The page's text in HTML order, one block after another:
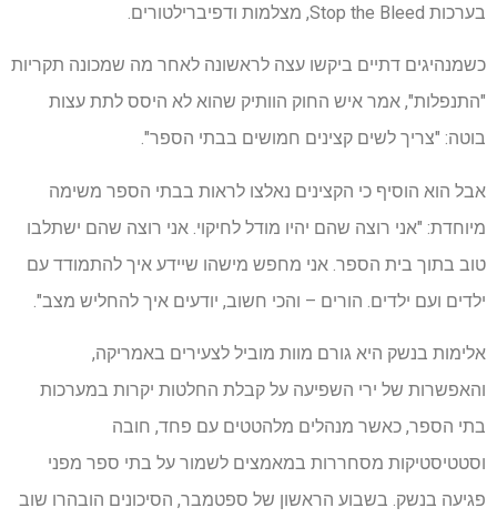
בערכות Stop the Bleed, מצלמות ודפיברילטורים.
כשמנהיגים דתיים ביקשו עצה לראשונה לאחר מה שמכונה תקריות
"התנפלות", אמר איש החוק הוותיק שהוא לא היסס לתת עצות
בוטה: "צריך לשים קצינים חמושים בבתי הספר".
אבל הוא הוסיף כי הקצינים נאלצו לראות בבתי הספר משימה
מיוחדת: "אני רוצה שהם יהיו מודל לחיקוי. אני רוצה שהם ישתלבו
טוב בתוך בית הספר. אני מחפש מישהו שיידע איך להתמודד עם
ילדים ועם ילדים. הורים – והכי חשוב, יודעים איך להחליש מצב".
אלימות בנשק היא גורם מוות מוביל לצעירים באמריקה,
והאפשרות של ירי השפיעה על קבלת החלטות יקרות במערכות
בתי הספר, כאשר מנהלים מלהטטים עם פחד, חובה
וסטטיסטיקות מסחררות במאמצים לשמור על בתי ספר מפני
פגיעה בנשק. בשבוע הראשון של ספטמבר, הסיכונים הובהרו שוב